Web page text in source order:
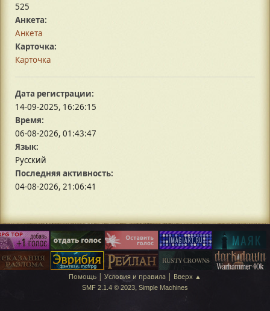
525
Анкета:
Анкета
Карточка:
Карточка
Дата регистрации:
14-09-2025, 16:26:15
Время:
06-08-2026, 01:43:47
Язык:
Русский
Последняя активность:
04-08-2026, 21:06:41
Помощь | Условия и правила | Вверх ▲
SMF 2.1.4 © 2023, Simple Machines